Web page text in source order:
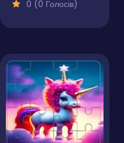
0 (0 Голосів)